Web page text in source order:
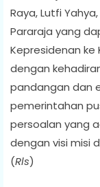
Raya, Lutfi
Pararaja yang
Kepresidenan ke
dengan
pandangan dan
pemerintahan
persoalan yang
dengan visi misi
(Rls)